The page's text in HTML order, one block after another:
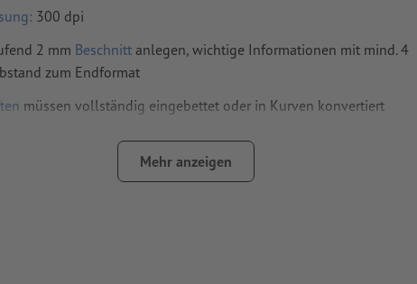
300 dpi
2 mm Beschnitt anlegen, wichtige Informationen mit mind. 4
zum Endformat
müssen vollständig eingebettet oder in Kurven konvertiert
CMYK, FOGRA51 (PSO Coated v3) für gestrichene Papiere,
(PSO Uncoated v3 FOGRA52) für ungestrichene Papiere
Mehr anzeigen